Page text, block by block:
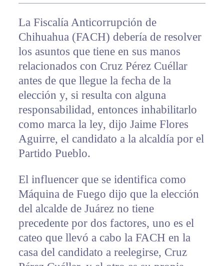
La Fiscalía Anticorrupción de
Chihuahua (FACH) debería de resolver
los asuntos que tiene en sus manos
relacionados con Cruz Pérez Cuéllar
antes de que llegue la fecha de la
elección y, si resulta con alguna
responsabilidad, entonces inhabilitarlo
como marca la ley, dijo Jaime Flores
Aguirre, el candidato a la alcaldía por el
Partido Pueblo.
El influencer que se identifica como
Máquina de Fuego dijo que la elección
del alcalde de Juárez no tiene
precedente por dos factores, uno es el
cateo que llevó a cabo la FACH en la
casa del candidato a reelegirse, Cruz